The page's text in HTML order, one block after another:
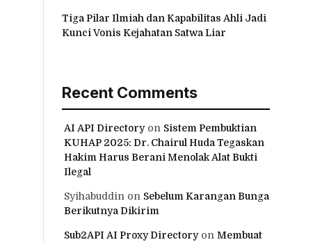
Tiga Pilar Ilmiah dan Kapabilitas Ahli Jadi
Kunci Vonis Kejahatan Satwa Liar
Recent Comments
AI API Directoryon Sistem Pembuktian
KUHAP 2025: Dr. Chairul Huda Tegaskan
Hakim Harus Berani Menolak Alat Bukti
Ilegal
Syihabuddin on Sebelum Karangan Bunga
Berikutnya Dikirim
Sub2API AI Proxy Directoryon Membuat